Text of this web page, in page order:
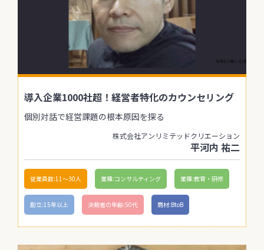
導入企業1000社超！経営者特化のカウンセリング
個別対話で経営課題の根本原因を探る
株式会社アンリミテッドクリエーション
平河内 祐二
従業員数:11〜30人 業種:コンサルティング 業種:教育・研修
創立:15年以上 決裁者の年齢:50代 商材:BtoB